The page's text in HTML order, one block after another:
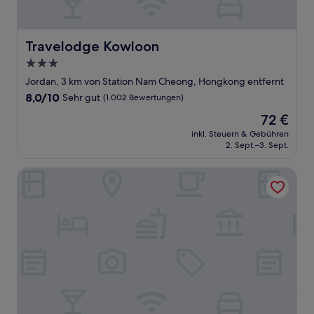
Travelodge Kowloon
Travelodge Kowloon
3.0-
Sterne-
Unterkunft
Jordan, 3 km von Station Nam Cheong, Hongkong entfernt
8.0
Bewertungen)
8,0/10 Sehr gut (1.002 Bewertungen)
Der
Preis
beträgt
72 €
inkl. Steuern & Gebühren
2. Sept.–3. Sept.